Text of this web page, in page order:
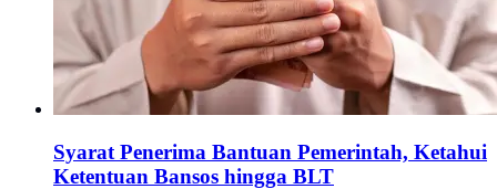
Syarat Penerima Bantuan Pemerintah, Ketahui
Ketentuan Bansos hingga BLT